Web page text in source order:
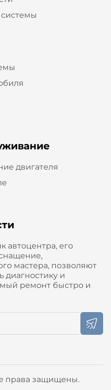
двигателя
автоцентра, его
мастера, позволяют
и
ремонт быстро и
права защищены.